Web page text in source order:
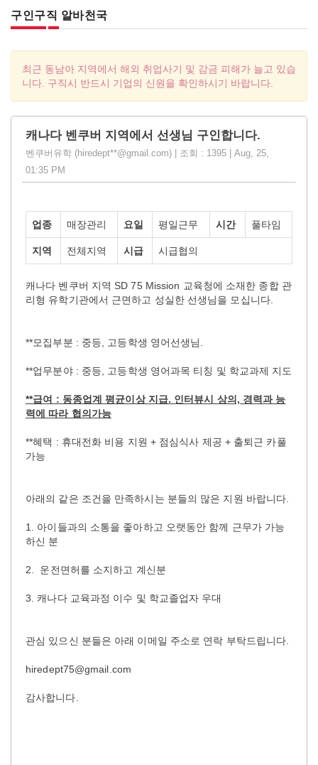
구인구직 알바천국
최근 동남아 지역에서 해외 취업사기 및 감금 피해가 늘고 있습
니다. 구직시 반드시 기업의 신원을 확인하시기 바랍니다.
캐나다 벤쿠버 지역에서 선생님 구인합니다.
벤쿠버유학 (hiredept**@gmail.com) | 조회 : 1395 | Aug, 25,
01:35 PM
업종 매장관리 요일 평일근무 시간 풀타임
지역 전체지역 시급 시급협의
캐나다 벤쿠버 지역 SD 75 Mission 교육청에 소재한 종합 관
리형 유학기관에서 근면하고 성실한 선생님을 모십니다.
**모집부분 : 중등, 고등학생 영어선생님.
**업무분야 : 중등, 고등학생 영어과목 티칭 및 학교과제 지도
**급여 : 동종업계 평균이상 지급. 인터뷰시 상의, 경력과 능
력에 따라 협의가능
**혜택 : 휴대전화 비용 지원 + 점심식사 제공 + 출퇴근 카풀
가능
아래의 같은 조건을 만족하시는 분들의 많은 지원 바랍니다.
1. 아이들과의 소통을 좋아하고 오랫동안 함께 근무가 가능
하신 분
2. 운전면허를 소지하고 계신분
3. 캐나다 교육과정 이수 및 학교졸업자 우대
관심 있으신 분들은 아래 이메일 주소로 연락 부탁드립니다.
hiredept75@gmail.com
감사합니다.